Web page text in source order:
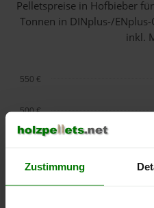
Zustimmung
Pelletspreise in Hofbieber
Tonnen in DINplus-/
inkl.
500 €
550 €